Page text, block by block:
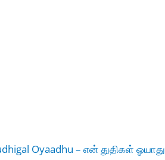
Oyaadhu – என் துதிகள் ஓயாது